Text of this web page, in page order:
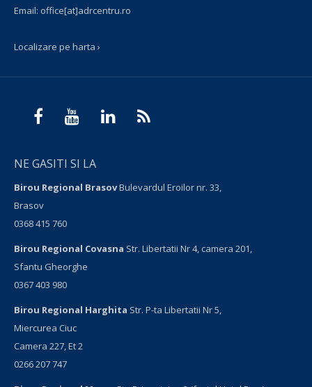
Email: office[at]adrcentru.ro
Localizare pe harta ›
NE GASITI SI LA
Birou Regional BrasovBulevardul Eroilor nr. 33,
Brasov
0368 415 760
Birou Regional Covasna Str. Libertatii Nr 4, camera 201,
Sfantu Gheorghe
0367 403 980
Birou Regional Harghita Str. P-ta Libertatii Nr 5,
Miercurea Ciuc
Camera 227, Et 2
0266 207 747